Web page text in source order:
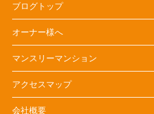
ブログトップ
オーナー様へ
マンスリーマンション
アクセスマップ
会社概要